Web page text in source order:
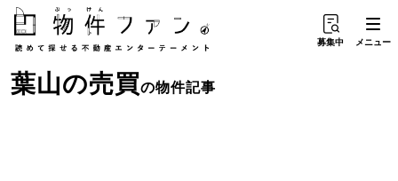
募集中 メニュー
葉山の売買の物件記事